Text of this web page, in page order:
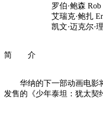
罗伯·鲍森 Rob
艾瑞克·鲍扎 Eric
凯文·迈克尔·理查德
简 介
华纳的下一部动画电影将
发售的《少年泰坦：犹太契